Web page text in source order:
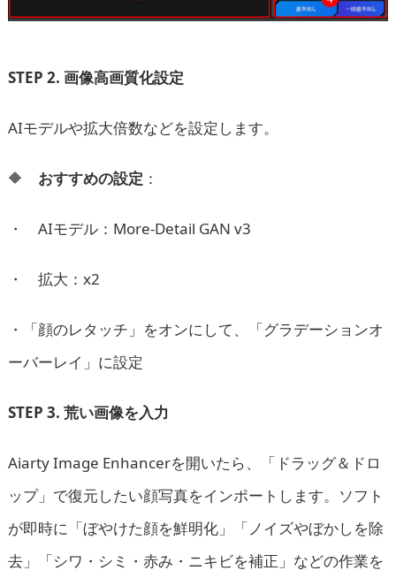
STEP 2. 画像高画質化設定
AIモデルや拡大倍数などを設定します。
🔶 おすすめの設定 ：
・ AIモデル：More-Detail GAN v3
・ 拡大：x2
・「顔のレタッチ」をオンにして、「グラデーションオ
ーバーレイ」に設定
STEP 3. 荒い画像を入力
Aiarty Image Enhancerを開いたら、「ドラッグ＆ドロ
ップ」で復元したい顔写真をインポートします。ソフト
が即時に「ぼやけた顔を鮮明化」「ノイズやぼかしを除
去」「シワ・シミ・赤み・ニキビを補正」などの作業を